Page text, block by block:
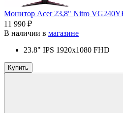
Монитор Acer 23,8" Nitro
11 990 ₽
В наличии в магазине
23.8" IPS 1920x1080 FHD
Купить